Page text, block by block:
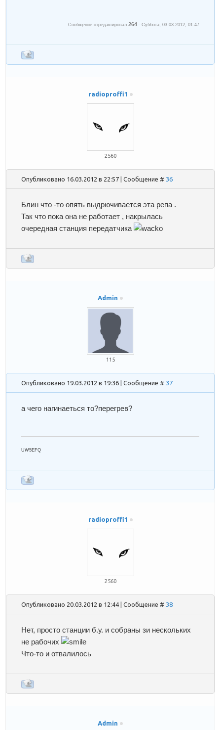
Сообщение отредактировал264 -Суббота, 03.03.2012, 01:47
radioproffi1
2560
Опубликовано 16.03.2012 в 22:57 | Сообщение # 36
Блин что -то опять выдрючивается эта репа .
Так что пока она не работает , накрылась
очередная станция передатчика
Admin
115
Опубликовано 19.03.2012 в 19:36 | Сообщение # 37
а чего нагинаеться то?перегрев?
UW5EFQ
radioproffi1
2560
Опубликовано 20.03.2012 в 12:44 | Сообщение # 38
Нет, просто станции б.у. и собраны зи нескольких
не рабочих
Что-то и отвалилось
Admin